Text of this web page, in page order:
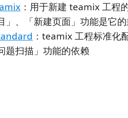
：用于新建 teamix 工程
」、「新建页面」功能是它
：teamix 工程标准化
题扫描」功能的依赖